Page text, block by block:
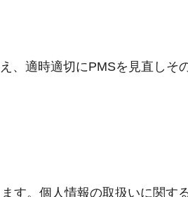
、適時適切にPMSを見直しそ
す。個人情報の取扱いに関す